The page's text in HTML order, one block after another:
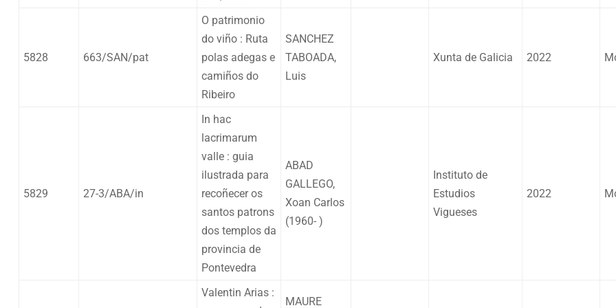
5828 663/SAN/pat
O patrimonio
do viño : Ruta
polas adegas e
camiños do
Ribeiro
SANCHEZ
TABOADA,
Luis
Xunta de Galicia 2022
5829 27-3/ABA/in
In hac
lacrimarum
valle : guia
ilustrada para
recoñecer os
santos patrons
dos templos da
provincia de
Pontevedra
ABAD
GALLEGO,
Xoan Carlos
(1960- )
Instituto de
Estudios
Vigueses
2022
Valentin Arias :
MAURE